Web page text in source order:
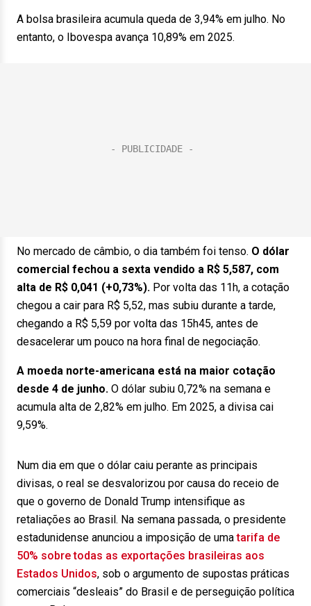
A bolsa brasileira acumula queda de 3,94% em julho. No
entanto, o Ibovespa avança 10,89% em 2025.
No mercado de câmbio, o dia também foi tenso. O dólar
comercial fechou a sexta vendido a R$ 5,587, com
alta de R$ 0,041 (+0,73%). Por volta das 11h, a cotação
chegou a cair para R$ 5,52, mas subiu durante a tarde,
chegando a R$ 5,59 por volta das 15h45, antes de
desacelerar um pouco na hora final de negociação.
A moeda norte-americana está na maior cotação
desde 4 de junho. O dólar subiu 0,72% na semana e
acumula alta de 2,82% em julho. Em 2025, a divisa cai
9,59%.
Num dia em que o dólar caiu perante as principais
divisas, o real se desvalorizou por causa do receio de
que o governo de Donald Trump intensifique as
retaliações ao Brasil. Na semana passada, o presidente
estadunidense anunciou a imposição de umatarifa de
50% sobre todas as exportações brasileiras aos
Estados Unidos, sob o argumento de supostas práticas
comerciais “desleais” do Brasil e de perseguição política